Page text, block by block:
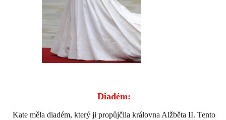
Diadém:
Kate měla diadém, který ji propůjčila královna Alžběta II. Tento